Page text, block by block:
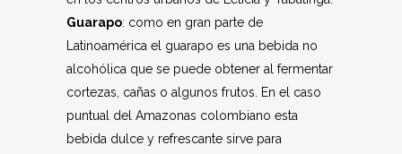
Guarapo: como en gran parte de
Latinoamérica el guarapo es una bebida no
alcohólica que se puede obtener al fermentar
cortezas, cañas o algunos frutos. En el caso
puntual del Amazonas colombiano esta
bebida dulce y refrescante sirve para